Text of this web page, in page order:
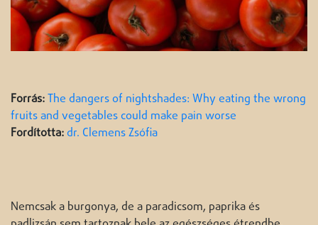
Forrás:The dangers of nightshades: Why eating the wrong
fruits and vegetables could make pain worse
Fordította: dr. Clemens Zsófia
Nemcsak a burgonya, de a paradicsom, paprika és